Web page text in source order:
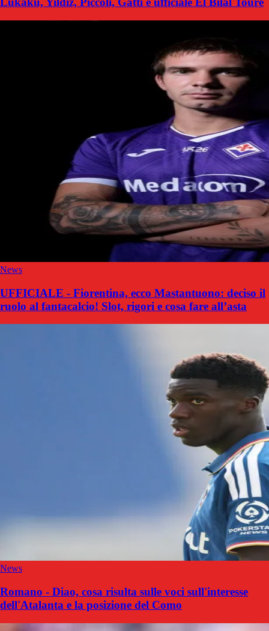
News
UFFICIALE - Fiorentina, ecco Mastantuono: deciso il
ruolo al fantacalcio! Slot, rigori e cosa fare all’asta
News
Romano - Diao, cosa risulta sulle voci sull'interesse
dell'Atalanta e la posizione del Como